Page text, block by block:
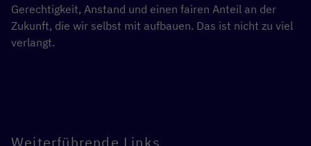
Gerechtigkeit, Anstand und einen fairen Anteil an der
Zukunft, die wir selbst mit aufbauen. Das ist nicht zu viel
verlangt.
Weiterführende Links